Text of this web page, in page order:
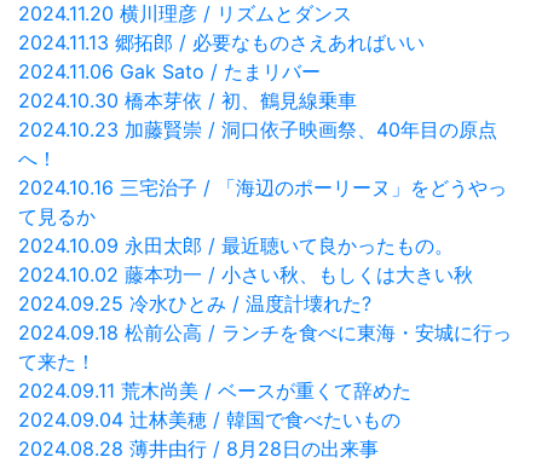
2024.11.20 横川理彦 / リズムとダンス
2024.11.13 郷拓郎 / 必要なものさえあればいい
2024.11.06 Gak Sato / たまリバー
2024.10.30 橋本芽依 / 初、鶴見線乗車
2024.10.23 加藤賢崇 / 洞口依子映画祭、40年目の原点
へ！
2024.10.16 三宅治子 / 「海辺のポーリーヌ」をどうやっ
て見るか
2024.10.09 永田太郎 / 最近聴いて良かったもの。
2024.10.02 藤本功一 / 小さい秋、もしくは大きい秋
2024.09.25 冷水ひとみ / 温度計壊れた?
2024.09.18 松前公高 / ランチを食べに東海・安城に行っ
て来た！
2024.09.11 荒木尚美 / ベースが重くて辞めた
2024.09.04 辻林美穂 / 韓国で食べたいもの
2024.08.28 薄井由行 / 8月28日の出来事